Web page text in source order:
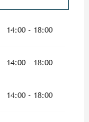
14:00 - 18:00
14:00 - 18:00
14:00 - 18:00